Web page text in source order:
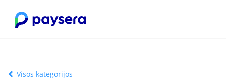
Visos kategorijos